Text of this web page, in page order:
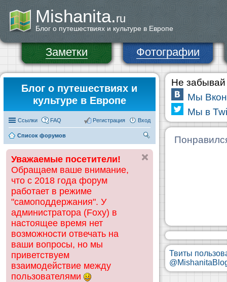
Mishanita.ru
Блог о путешествиях и культуре в Европе
Заметки Фотографии
Блог о путешествиях и
культуре в Европе
Ссылки FAQ Вход
Регистрация
Список форумов
ск
Уважаемые посетители!
Обращаем ваше внимание,
что с 2018 года форум
работает в режиме
"самоподдержания". У
администратора (Foxy) в
настоящее время нет
возможности отвечать на
ваши вопросы, но мы
приветствуем
взаимодействие между
пользователями
Не забывай
Мы
Мы в
Твиты